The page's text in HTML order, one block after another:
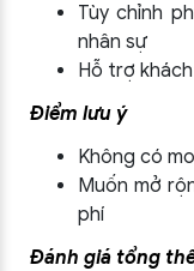
Tùy chỉnh
nhân sự
Hỗ trợ
Điểm lưu ý
Không có
Muốn mở
phí
Đánh giá tổng